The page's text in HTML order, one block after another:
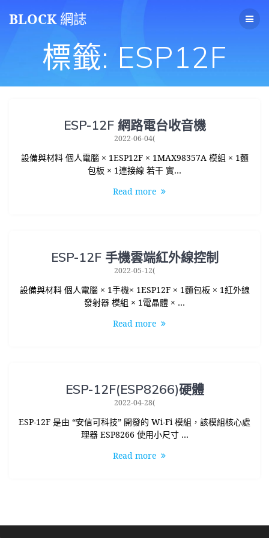
BLOCK網誌
標籤: ESP12F
ESP-12F 網路電台收音機
2022-06-04(
設備與材料 個人電腦 × 1ESP12F × 1MAX98357A 模組 × 1麵
包板 × 1連接線 若干 實…
Read more
ESP-12F 手機雲端紅外線控制
2022-05-12(
設備與材料 個人電腦 × 1手機× 1ESP12F × 1麵包板 × 1紅外線
發射器 模組 × 1電晶體 × …
Read more
ESP-12F(ESP8266)硬體
2022-04-28(
ESP-12F 是由 “安信可科技” 開發的 Wi-Fi 模組，該模組核心處
理器 ESP8266 使用小尺寸 …
Read more